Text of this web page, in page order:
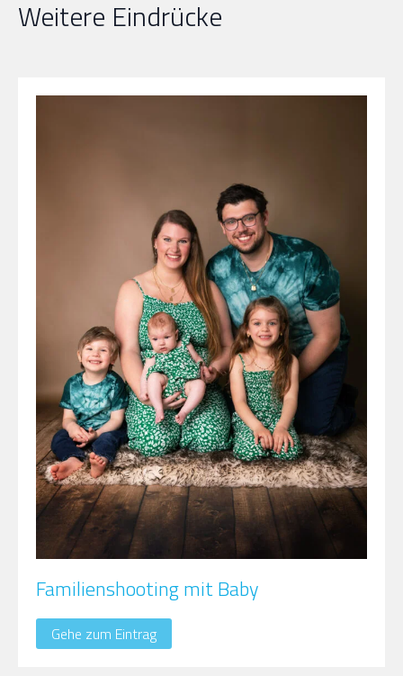
Weitere Eindrücke
Familienshooting mit Baby
Gehe zum Eintrag